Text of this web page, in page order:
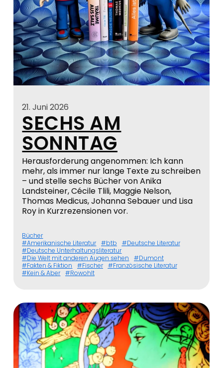
21. Juni 2026
SECHS AM
SONNTAG
Herausforderung angenommen: Ich kann
mehr, als immer nur lange Texte zu schreiben
– und stelle sechs Bücher von Anika
Landsteiner, Cécile Tlili, Maggie Nelson,
Thomas Medicus, Johanna Sebauer und Lisa
Roy in Kurzrezensionen vor.
Bücher
Amerikanische Literatur
btb
Deutsche Literatur
Deutsche Unterhaltungsliteratur
Die Welt mit anderen Augen sehen
Dumont
Fakten & Fiktion
Fischer
Französische Literatur
Kein & Aber
Rowohlt